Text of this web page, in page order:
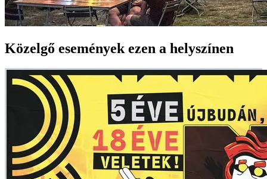
Közelgő események ezen a helyszínen